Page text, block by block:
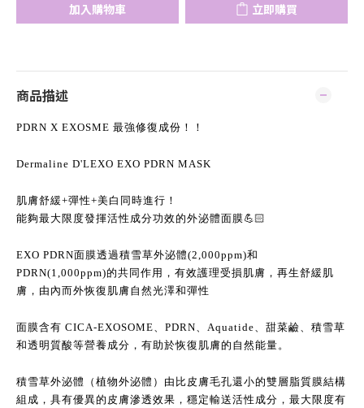
加入購物車 立即購買
商品描述
PDRN X EXOSME 最強修復成份！！
Dermaline D'LEXO EXO PDRN MASK
肌膚舒緩+彈性+美白同時進行！
能夠最大限度發揮活性成分功效的外泌體面膜💪🏻
EXO PDRN面膜透過積雪草外泌體(2,000ppm)和
PDRN(1,000ppm)的共同作用，有效護理受損肌膚，再生舒緩肌
膚，由內而外恢復肌膚自然光澤和彈性
面膜含有 CICA-EXOSOME、PDRN、Aquatide、甜菜鹼、積雪草
和透明質酸等營養成分，有助於恢復肌膚的自然能量。
積雪草外泌體（植物外泌體）由比皮膚毛孔還小的雙層脂質膜結構
組成，具有優異的皮膚滲透效果，穩定輸送活性成分，最大限度有